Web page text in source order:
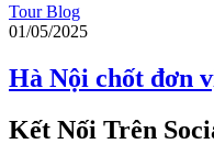
Tour Blog
01/05/2025
Hà Nội chốt đơn
Kết Nối Trên